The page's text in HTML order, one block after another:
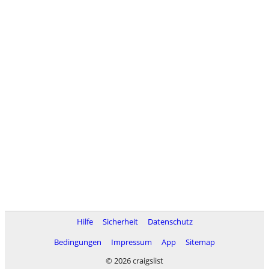
Hilfe Sicherheit
Datenschutz
Bedingungen
Impressum App
Sitemap
© 2026 craigslist